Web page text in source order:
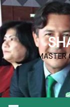
Skip
to
content
MASTER